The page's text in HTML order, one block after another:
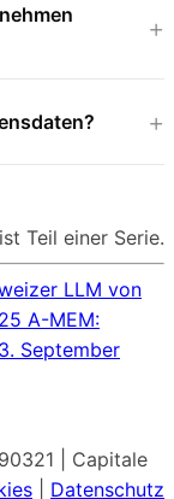
Teil einer Serie.
LLM von
A-MEM:
3. September
| Capitale
Datenschutz